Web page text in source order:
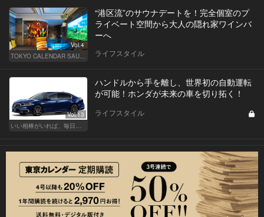
Vol.4
TOKYO CALENDAR SAUNA CLUB ― トウカレ サウナクラブ ―
“港区流”のサウナデートを！完全個室のプ
ライベート空間から大人の隠れ家ワインバ
ーへ
ライフスタイル
Vol.13
いい相棒がいれば、毎日が楽しい。クルマがあるとできること
ハンドルから手を離し、世界初の自動運転
が可能！ホンダが未来の車を切り拓く！
ライフスタイル